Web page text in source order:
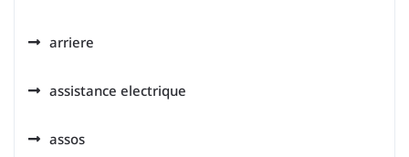
arriere
assistance electrique
assos